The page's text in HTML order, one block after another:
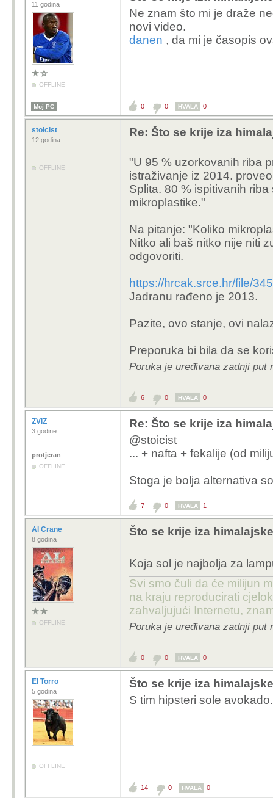
11 godina
OFFLINE
Ne znam što mi je draže
novi video.
danen , da mi je časopis
Moj PC 0 0 HVALA 0
stoicist
12 godina
OFFLINE
Re: Što se krije iza
"U 95 % uzorkovanih riba
istraživanje iz 2014.
Splita. 80 % ispitivanih
mikroplastike."
Na pitanje: "Koliko
Nitko ali baš nitko nije niti
odgovoriti.
https://hrcak.srce.hr/file/
Jadranu rađeno je 2013.
Pazite, ovo stanje, ovi
Preporuka bi bila da se
Poruka je uređivana zadnji put
6 0 HVALA 0
ZViZ
3 godine
protjeran
OFFLINE
Re: Što se krije iza
@stoicist
... + nafta + fekalije (od
Stoga je bolja alternativa
7 0 HVALA 1
Al Crane
8 godina
OFFLINE
Što se krije iza
Koja sol je najbolja za
Svi smo čuli da će milijun
na kraju reproducirati
zahvaljujući Internetu,
Poruka je uređivana zadnji put
0 0 HVALA 0
El Torro
5 godina
OFFLINE
Što se krije iza
S tim hipsteri sole avokado.
14 0 HVALA 0